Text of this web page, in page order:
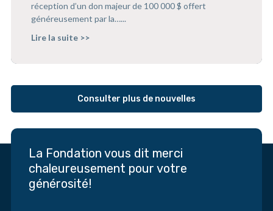
réception d’un don majeur de 100 000 $ offert
généreusement par la…...
Lire la suite >>
Consulter plus de nouvelles
La Fondation vous dit merci
chaleureusement pour votre
générosité!